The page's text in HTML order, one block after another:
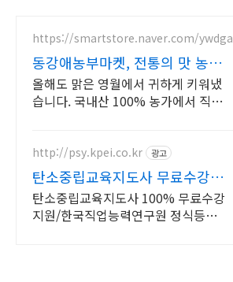
https://smartstore.naver.com/ywdga
동강애농부마켓, 전통의 맛 농가
에서 바로 우리 동네로!
올해도 맑은 영월에서 귀하게 키워냈
습니다. 국내산 100% 농가에서 직접
http://psy.kpei.co.kr 광고
탄소중립교육지도사 무료수강 1
급,2급 자격증 동시취득
탄소중립교육지도사 100% 무료수강
지원/한국직업능력연구원 정식등록